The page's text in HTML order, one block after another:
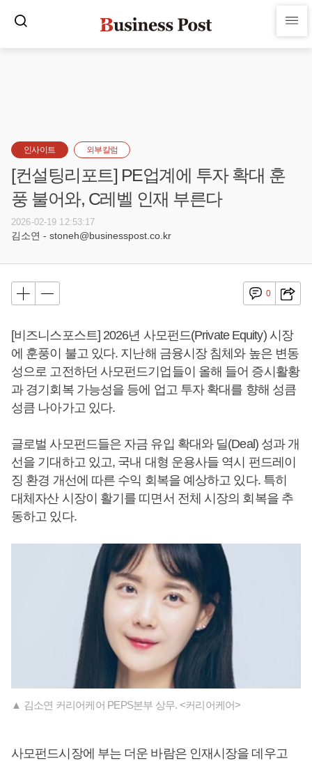
인사이트 외부칼럼
[컨설팅리포트] PE업계에 투자 확대 훈
풍 불어와, C레벨 인재 부른다
2026-02-19 12:53:17
김소연 - stoneh@businesspost.co.kr
0
[비즈니스포스트] 2026년 사모펀드(Private Equity) 시장
에 훈풍이 불고 있다. 지난해 금융시장 침체와 높은 변동
성으로 고전하던 사모펀드기업들이 올해 들어 증시활황
과 경기회복 가능성을 등에 업고 투자 확대를 향해 성큼
성큼 나아가고 있다.
글로벌 사모펀드들은 자금 유입 확대와 딜(Deal) 성과 개
선을 기대하고 있고, 국내 대형 운용사들 역시 펀드레이
징 환경 개선에 따른 수익 회복을 예상하고 있다. 특히
대체자산 시장이 활기를 띠면서 전체 시장의 회복을 추
동하고 있다.
▲ 김소연 커리어케어 PEPS본부 상무. <커리어케어>
사모펀드시장에 부는 더운 바람은 인재시장을 데우고